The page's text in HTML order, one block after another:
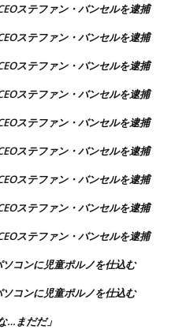
ステファン・バンセルを逮捕
ステファン・バンセルを逮捕
ステファン・バンセルを逮捕
ステファン・バンセルを逮捕
ステファン・バンセルを逮捕
ステファン・バンセルを逮捕
ステファン・バンセルを逮捕
ステファン・バンセルを逮捕
ステファン・バンセルを逮捕
コンに児童ポルノを仕込む
コンに児童ポルノを仕込む
…まだだ」